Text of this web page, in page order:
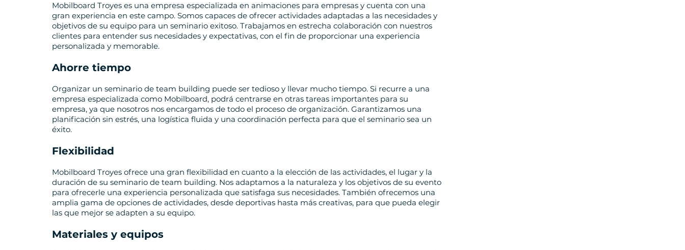
Mobilboard Troyes es una empresa especializada en animaciones para empresas y cuenta con una
gran experiencia en este campo. Somos capaces de ofrecer actividades adaptadas a las necesidades y
objetivos de su equipo para un seminario exitoso. Trabajamos en estrecha colaboración con nuestros
clientes para entender sus necesidades y expectativas, con el fin de proporcionar una experiencia
personalizada y memorable.
Ahorre tiempo
Organizar un seminario de team building puede ser tedioso y llevar mucho tiempo. Si recurre a una
empresa especializada como Mobilboard, podrá centrarse en otras tareas importantes para su
empresa, ya que nosotros nos encargamos de todo el proceso de organización. Garantizamos una
planificación sin estrés, una logística fluida y una coordinación perfecta para que el seminario sea un
éxito.
Flexibilidad
Mobilboard Troyes ofrece una gran flexibilidad en cuanto a la elección de las actividades, el lugar y la
duración de su seminario de team building. Nos adaptamos a la naturaleza y los objetivos de su evento
para ofrecerle una experiencia personalizada que satisfaga sus necesidades. También ofrecemos una
amplia gama de opciones de actividades, desde deportivas hasta más creativas, para que pueda elegir
las que mejor se adapten a su equipo.
Materiales y equipos